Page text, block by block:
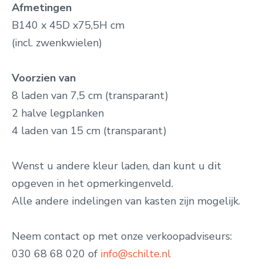
Afmetingen
B140 x 45D x75,5H cm
(incl. zwenkwielen)
Voorzien van
8 laden van 7,5 cm (transparant)
2 halve legplanken
4 laden van 15 cm (transparant)
Wenst u andere kleur laden, dan kunt u dit
opgeven in het opmerkingenveld.
Alle andere indelingen van kasten zijn mogelijk.
Neem contact op met onze verkoopadviseurs:
030 68 68 020 of info@schilte.nl